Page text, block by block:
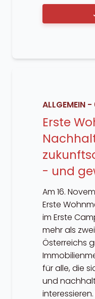
ALLGEMEIN-
Erste
- und
Am 16.
Erste
im Erste
mehr als
Österreichs
für alle, die
und